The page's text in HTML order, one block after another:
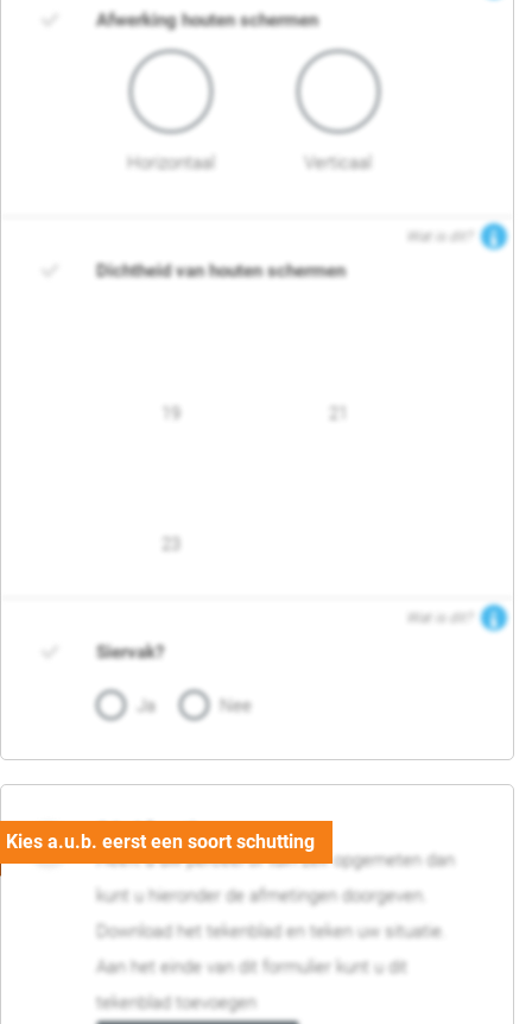
Afwerking houten schermen
Horizontaal Verticaal
Wat is dit?
Dichtheid van houten schermen
19
Wat is dit?
Siervak?
Ja Nee
04. Afmetingen
Heeft u uw perceel of tuin zelf opgemeten dan
kunt u hieronder de afmetingen doorgeven.
Download het tekenblad en teken uw situatie.
Aan het einde van dit formulier kunt u dit
tekenblad toevoegen